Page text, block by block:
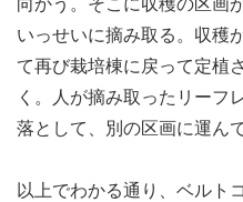
いっせいに摘み取る。収穫
て再び栽培棟に戻って定植
く。人が摘み取ったリーフ
落として、別の区画に運ん
以上でわかる通り、ベルト